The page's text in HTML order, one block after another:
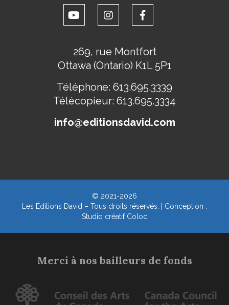
269, rue Montfort
Ottawa (Ontario) K1L 5P1
Téléphone: 613.695.3339
Télécopieur: 613.695.3334
info@editionsdavid.com
© 2021-2026
Les Éditions David – Tous droits réservés. | Conception :
Studio créatif Coloc
Merci à nos bailleurs de fonds